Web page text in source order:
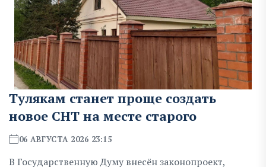
Тулякам станет проще создать
новое СНТ на месте старого
06 АВГУСТА 2026 23:15
В Государственную Думу внесён законопроект,